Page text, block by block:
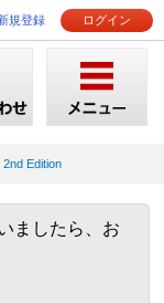
規登録 ログイン
Edition
ましたら、お